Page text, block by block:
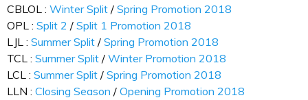
CBLOL : Winter Split / Spring Promotion 2018
OPL : Split 2 / Split 1 Promotion 2018
LJL : Summer Split / Spring Promotion 2018
TCL : Summer Split / Winter Promotion 2018
LCL : Summer Split / Spring Promotion 2018
LLN : Closing Season / Opening Promotion 2018